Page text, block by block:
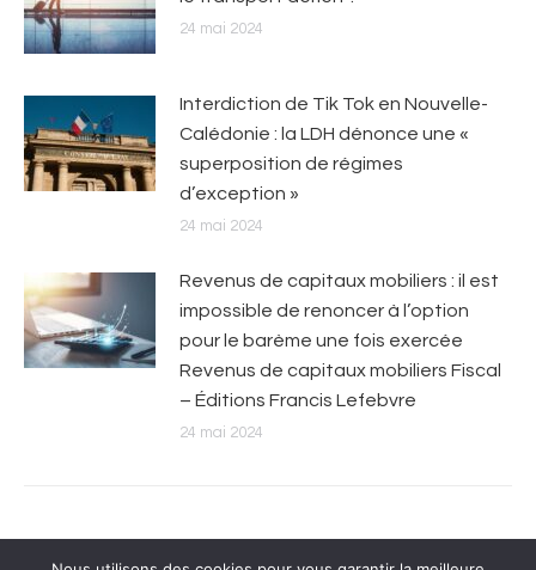
24 mai 2024
Interdiction de Tik Tok en Nouvelle-
Calédonie : la LDH dénonce une «
superposition de régimes
d’exception »
24 mai 2024
Revenus de capitaux mobiliers : il est
impossible de renoncer à l’option
pour le barème une fois exercée
Revenus de capitaux mobiliers Fiscal
– Éditions Francis Lefebvre
24 mai 2024